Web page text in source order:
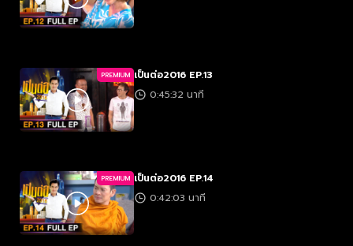
PREMIUM เป็นต่อ2016 EP.13
0:45:32 นาที
PREMIUM เป็นต่อ2016 EP.14
0:42:03 นาที